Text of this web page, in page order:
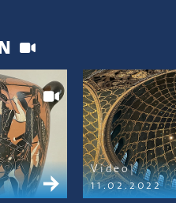
Video
11.02.2022